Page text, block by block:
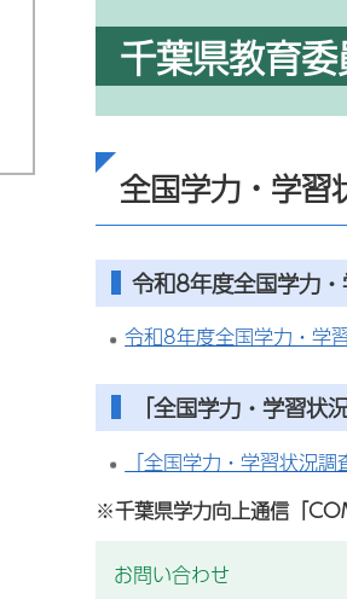
千葉県教育
全国学力・学習
令和8年度全国学力
令和8年度全国学力・学
「全国学力・学習
「全国学力・学習状況
※千葉県学力向上通信「
お問い合わせ